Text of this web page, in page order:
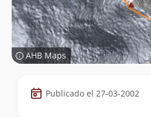
AHB Maps
Datos
de
Publicado el 27-03-2002